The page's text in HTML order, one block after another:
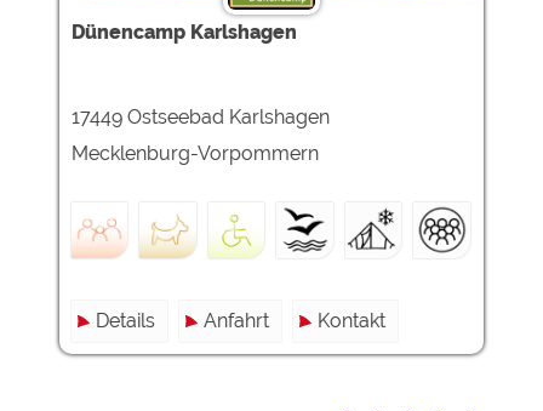
Dünencamp Karlshagen
17449 Ostseebad Karlshagen
Mecklenburg-Vorpommern
Details Anfahrt Kontakt